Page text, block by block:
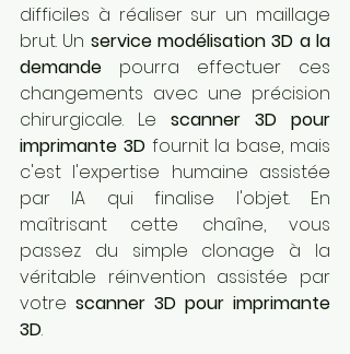
difficiles à réaliser sur un maillage
brut. Un service modélisation 3D a la
demande pourra effectuer ces
changements avec une précision
chirurgicale. Le scanner 3D pour
imprimante 3D fournit la base, mais
c'est l'expertise humaine assistée
par IA qui finalise l'objet. En
maîtrisant cette chaîne, vous
passez du simple clonage à la
véritable réinvention assistée par
votre scanner 3D pour imprimante
3D.